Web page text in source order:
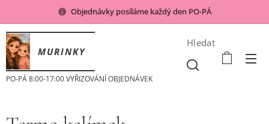
Objednávky posíláme každý den PO-PÁ
MURINKY
PO-PÁ 8:00-17:00 VYŘIZOVÁNÍ OBJEDNÁVEK
Hledat